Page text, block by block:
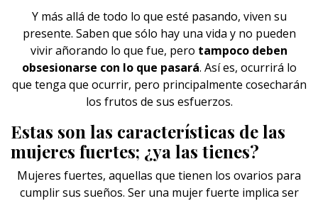
Y más allá de todo lo que esté pasando, viven su
presente. Saben que sólo hay una vida y no pueden
vivir añorando lo que fue, pero tampoco deben
obsesionarse con lo que pasará. Así es, ocurrirá lo
que tenga que ocurrir, pero principalmente cosecharán
los frutos de sus esfuerzos.
Estas son las características de las
mujeres fuertes; ¿ya las tienes?
Mujeres fuertes, aquellas que tienen los ovarios para
cumplir sus sueños. Ser una mujer fuerte implica ser